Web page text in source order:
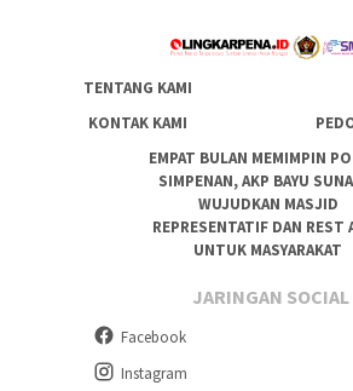
TENTANG KAMI
KONTAK KAMI
EMPAT BULAN MEMIMPIN
SIMPENAN, AKP BAYU
WUJUDKAN MASJID
REPRESENTATIF DAN REST
UNTUK MASYARAKAT
JARINGAN SOCIAL
Facebook
Instagram